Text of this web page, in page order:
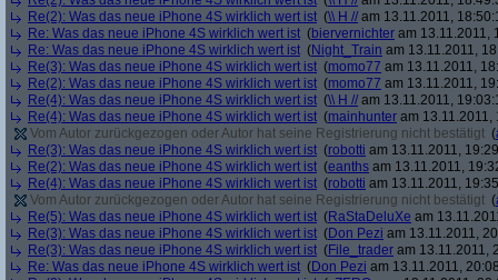
Re(2): Was das neue iPhone 4S wirklich wert ist (\\ H // am 13.11.2011,
Re: Was das neue iPhone 4S wirklich wert ist (biervernichter am 13.11.2011,
Re: Was das neue iPhone 4S wirklich wert ist (Night_Train am 13.11.2011,
Re(3): Was das neue iPhone 4S wirklich wert ist (momo77 am 13.11.2011,
Re(2): Was das neue iPhone 4S wirklich wert ist (momo77 am 13.11.2011,
Re(4): Was das neue iPhone 4S wirklich wert ist (\\ H // am 13.11.2011,
Re(4): Was das neue iPhone 4S wirklich wert ist (mainhunter am 13.11.2011,
Vom Autor zurückgezogen oder Autor hat seine Registrierung nicht bestätigt (
Re(3): Was das neue iPhone 4S wirklich wert ist (robotti am 13.11.2011,
Re(2): Was das neue iPhone 4S wirklich wert ist (eanths am 13.11.2011,
Re(4): Was das neue iPhone 4S wirklich wert ist (robotti am 13.11.2011,
Vom Autor zurückgezogen oder Autor hat seine Registrierung nicht bestätigt (
Re(5): Was das neue iPhone 4S wirklich wert ist (RaStaDeluXe am
Re(3): Was das neue iPhone 4S wirklich wert ist (Don Pezi am 13.11.2011,
Re(3): Was das neue iPhone 4S wirklich wert ist (File_trader am 13.11.2011,
Re: Was das neue iPhone 4S wirklich wert ist (Don Pezi am 13.11.2011,